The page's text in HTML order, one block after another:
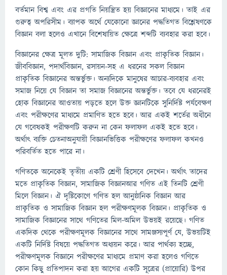
বর্তমান বিশ্ব এবং এর প্রগতি নিয়ন্ত্রিত হয় বিজ্ঞানের মাধ্যমে। তাই এর
গুরুত্ব অপরিসীম। ব্যাপক অর্থে যেকোনো জ্ঞানের পদ্ধতিগত বিশ্লেষণকে
বিজ্ঞান বলা হলেও এখানে বিশেষায়িত ক্ষেত্রে শব্দটি ব্যবহার করা হবে।
বিজ্ঞানের ক্ষেত্র মূলত দুটি: সামাজিক বিজ্ঞান এবং প্রাকৃতিক বিজ্ঞান।
জীববিজ্ঞান, পদার্থবিজ্ঞান, রসায়ন-সহ এ ধরনের সকল বিজ্ঞান
প্রাকৃতিক বিজ্ঞানের অন্তর্ভুক্ত। অন্যদিকে মানুষের আচার-ব্যবহার এবং
সমাজ নিয়ে যে বিজ্ঞান তা সমাজ বিজ্ঞানের অন্তর্ভুক্ত। তবে যে ধরনেরই
হোক বিজ্ঞানের আওতায় পড়তে হলে উক্ত জ্ঞানটিকে সুনির্দিষ্ট পর্যবেক্ষণ
এবং পরীক্ষণের মাধ্যমে প্রমাণিত হতে হবে। আর একই শর্তের অধীনে
যে গবেষকই পরীক্ষণটি করুন না কেন ফলাফল একই হতে হবে।
অর্থাৎ ব্যক্তি চেতনাঅনুযায়ী বিজ্ঞানভিত্তিক পরীক্ষণের ফলাফল কখনও
পরিবর্তিত হতে পারে না।
গণিতকে অনেকেই তৃতীয় একটি শ্রেণী হিসেবে দেখেন। অর্থাৎ তাদের
মতে প্রাকৃতিক বিজ্ঞান, সামাজিক বিজ্ঞানআর গণিত এই তিনটি শ্রেণী
মিলে বিজ্ঞান। ঐ দৃষ্টিকোণে গণিত হল আনুষ্ঠানিক বিজ্ঞান আর
প্রাকৃতিক ও সামাজিক বিজ্ঞান হল পরীক্ষণমূলক বিজ্ঞান। প্রাকৃতিক ও
সামাজিক বিজ্ঞানের সাথে গণিতের মিল-অমিল উভয়ই রয়েছে। গণিত
একদিক থেকে পরীক্ষণমূলক বিজ্ঞানের সাথে সামঞ্জস্যপূর্ণ যে, উভয়টিই
একটি নির্দিষ্ট বিষয়ে পদ্ধতিগত অধ্যয়ন করে। আর পার্থক্য হচ্ছে,
পরীক্ষণমূলক বিজ্ঞানে পরীক্ষণের মাধ্যমে প্রমাণ করা হলেও গণিতে
কোন কিছু প্রতিপাদন করা হয় আগের একটি সূত্রের (প্রায়োরি) উপর